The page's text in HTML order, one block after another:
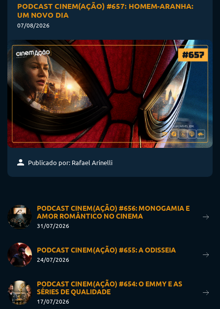
PODCAST CINEM(AÇÃO) #657: HOMEM-ARANHA:
UM NOVO DIA
07/08/2026
Publicado por: Rafael Arinelli
PODCAST CINEM(AÇÃO) #656: MONOGAMIA E
AMOR ROMÂNTICO NO CINEMA
31/07/2026
PODCAST CINEM(AÇÃO) #655: A ODISSEIA
24/07/2026
PODCAST CINEM(AÇÃO) #654: O EMMY E AS
SÉRIES DE QUALIDADE
17/07/2026